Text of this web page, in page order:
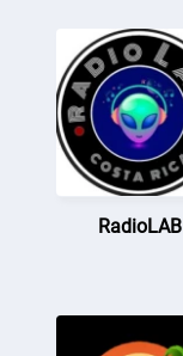
RadioLAB